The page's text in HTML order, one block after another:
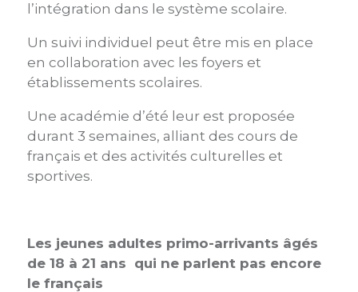
l’intégration dans le système scolaire.
Un suivi individuel peut être mis en place
en collaboration avec les foyers et
établissements scolaires.
Une académie d’été leur est proposée
durant 3 semaines, alliant des cours de
français et des activités culturelles et
sportives.
Les jeunes adultes primo-arrivants âgés
de 18 à 21 ans qui ne parlent pas encore
le français